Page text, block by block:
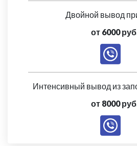
Двойной вывод
от 6000
Интенсивный вывод из
от 8000